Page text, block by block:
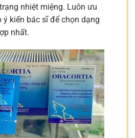
nhiệt miệng. Luôn ưu
ý kiến bác sĩ để chọn dạng
nhất.